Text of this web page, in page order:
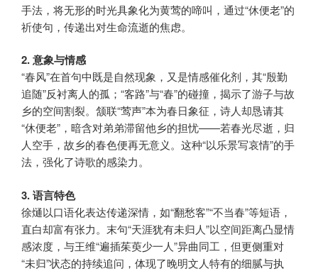
手法，将无形的时光具象化为黄莺的啼叫，通过“休便老”的
祈使句，传递出对生命流逝的焦虑。
2. 意象与情感
“春风”在首句中既是自然现象，又是情感催化剂，其“殷勤
追随”反衬离人的孤；“客路”与“春”的碰撞，揭示了游子与故
乡的空间割裂。颔联“莺声”本为春日象征，诗人却恳请其
“休便老”，暗含对弟弟滞留他乡的担忧——若春光尽逝，归
人空手，故乡的春色便再无意义。这种“以乐景写哀情”的手
法，强化了诗歌的感染力。
3. 语言特色
徐熥以口语化表达传递深情，如“翻愁客”“不当春”等短语，
直白却富有张力。末句“天涯犹有未归人”以空间距离凸显情
感浓度，与王维“遍插茱萸少一人”异曲同工，但更侧重对
“未归”状态的持续追问，体现了晚明文人特有的细腻与执